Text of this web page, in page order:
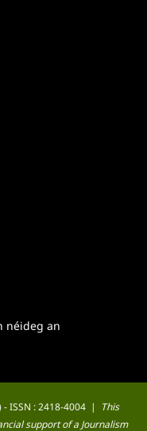
néideg an
ISSN : 2418-4004 |
This
support of a Journalism